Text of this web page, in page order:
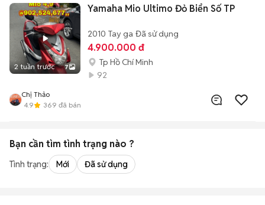
2 tuần trước 7
Yamaha Mio Ultimo Đỏ Biển Số TP
2010 Tay ga Đã sử dụng
4.900.000 đ
Tp Hồ Chí Minh
92
Chị Thảo
4.9
369 đã bán
Bạn cần tìm tình trạng nào ?
Tình trạng: Mới Đã sử dụng